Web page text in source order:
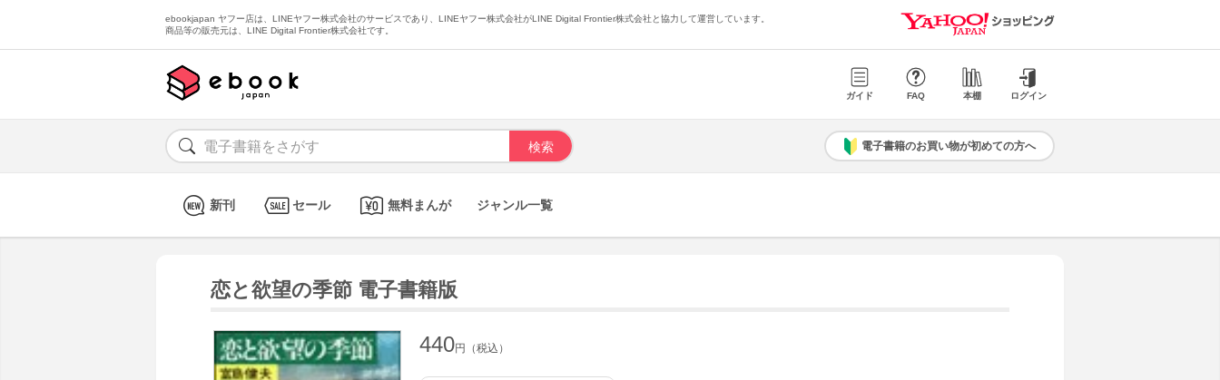
ebookjapan ヤフー店は、LINEヤフー株式会社のサービスであり、LINEヤフー株式会社がLINE Digital Frontier株式会社と協力して運営しています。
商品等の販売元は、LINE Digital Frontier株式会社です。
ガイド FAQ 本棚 ログイン
電子書籍のお買い物が初めての方へ
新刊 セール 無料まんが ジャンル一覧
恋と欲望の季節 電子書籍版
440円（税込）